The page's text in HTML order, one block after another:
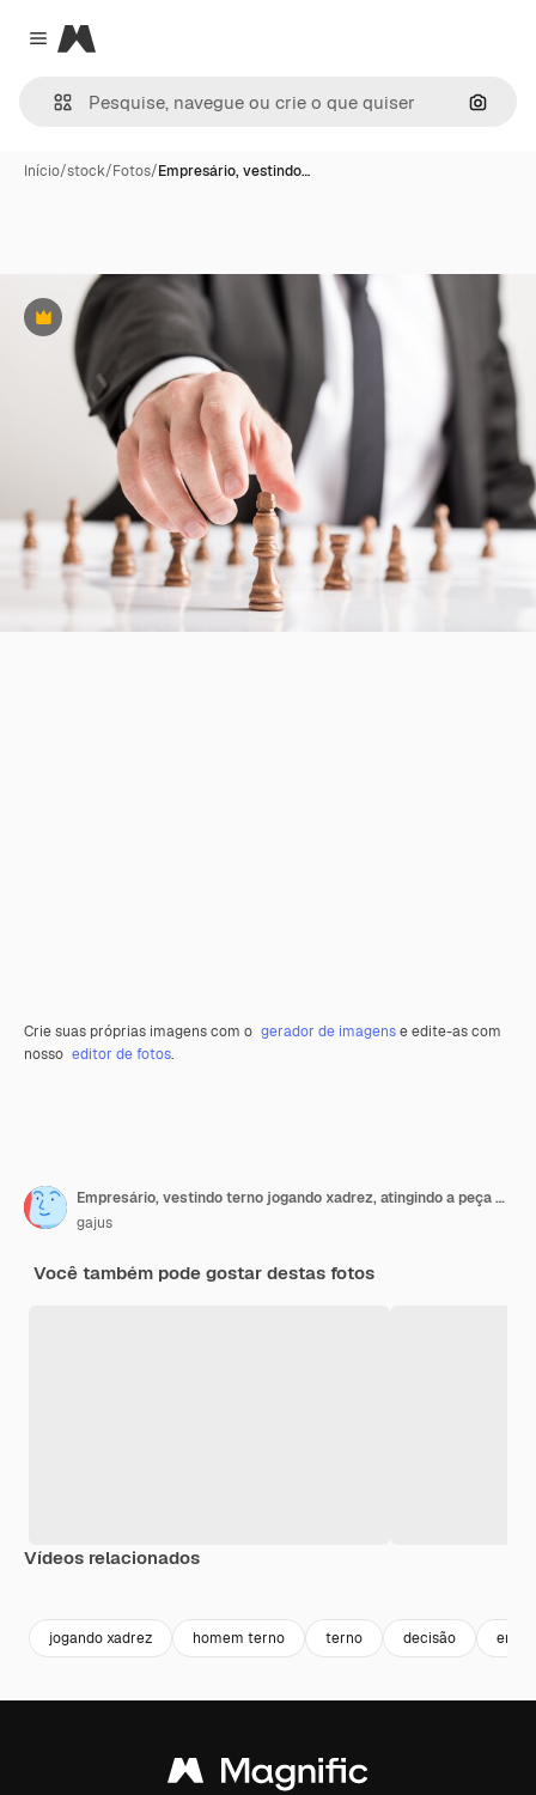
Close menu
Magnific
Início/stock/Fotos/Empresário, vestindo…
Premium
Crie suas próprias imagens com o gerador de imagense edite-as com
nosso editor de fotos.
Empresário, vestindo terno jogando xadrez, atingindo a peça do rei escuro
gajus
Você também pode gostar destas fotos
Vídeos relacionados
jogando xadrez homem terno terno decisão